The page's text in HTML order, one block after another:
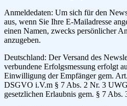
Anmeldedaten: Um sich für den
aus, wenn Sie Ihre E-Mailadresse
einen Namen, zwecks persönlicher
anzugeben.
Deutschland: Der Versand des
verbundene Erfolgsmessung erfolgt
Einwilligung der Empfänger gem.
DSGVO i.V.m § 7 Abs. 2 Nr. 3
gesetzlichen Erlaubnis gem. § 7 Abs.